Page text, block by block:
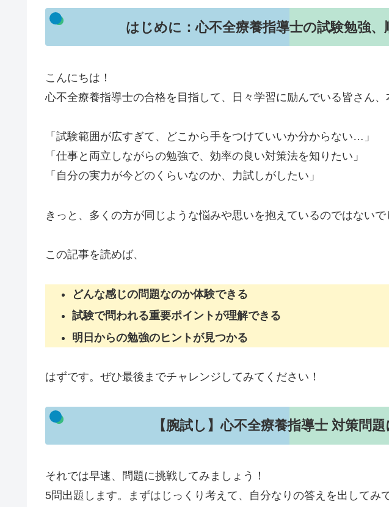
はじめに：心不全療養指導士の試験勉強、
こんにちは！
心不全療養指導士の合格を目指して、日々学習に励んでいる皆さん、
「試験範囲が広すぎて、どこから手をつけていいか分からない…」
「仕事と両立しながらの勉強で、効率の良い対策法を知りたい」
「自分の実力が今どのくらいなのか、力試しがしたい」
きっと、多くの方が同じような悩みや思いを抱えているのではないで
この記事を読めば、
どんな感じの問題なのか体験できる
試験で問われる重要ポイントが理解できる
明日からの勉強のヒントが見つかる
はずです。ぜひ最後までチャレンジしてみてください！
【腕試し】心不全療養指導士 対策問題
それでは早速、問題に挑戦してみましょう！
5問出題します。まずはじっくり考えて、自分なりの答えを出してみ